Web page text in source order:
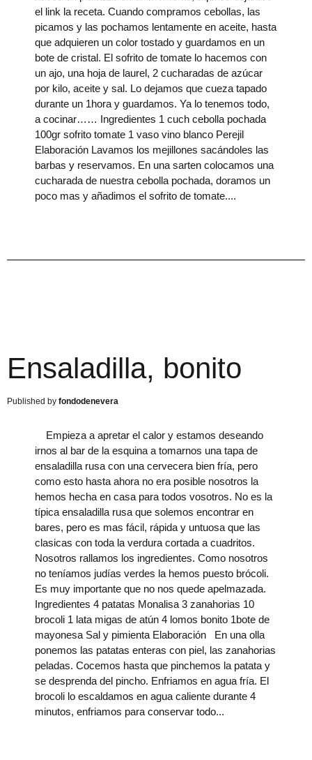
el link la receta. Cuando compramos cebollas, las
picamos y las pochamos lentamente en aceite, hasta
que adquieren un color tostado y guardamos en un
bote de cristal. El sofrito de tomate lo hacemos con
un ajo, una hoja de laurel, 2 cucharadas de azúcar
por kilo, aceite y sal. Lo dejamos que cueza tapado
durante un 1hora y guardamos. Ya lo tenemos todo,
a cocinar…… Ingredientes 1 cuch cebolla pochada
100gr sofrito tomate 1 vaso vino blanco Perejil
Elaboración Lavamos los mejillones sacándoles las
barbas y reservamos. En una sarten colocamos una
cucharada de nuestra cebolla pochada, doramos un
poco mas y añadimos el sofrito de tomate.
Ensaladilla, bonito
fondodenevera
Empieza a apretar el calor y estamos deseando
irnos al bar de la esquina a tomarnos una tapa de
ensaladilla rusa con una cervecera bien fría, pero
como esto hasta ahora no era posible nosotros la
hemos hecha en casa para todos vosotros. No es la
típica ensaladilla rusa que solemos encontrar en
bares, pero es mas fácil, rápida y untuosa que las
clasicas con toda la verdura cortada a cuadritos.
Nosotros rallamos los ingredientes. Como nosotros
no teníamos judías verdes la hemos puesto brócoli.
Es muy importante que no nos quede apelmazada.
Ingredientes 4 patatas Monalisa 3 zanahorias 10
brocoli 1 lata migas de atún 4 lomos bonito 1bote de
mayonesa Sal y pimienta Elaboración En una olla
ponemos las patatas enteras con piel, las zanahorias
peladas. Cocemos hasta que pinchemos la patata y
se desprenda del pincho. Enfriamos en agua fría. El
brocoli lo escaldamos en agua caliente durante 4
minutos, enfriamos para conservar todo